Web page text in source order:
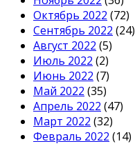
Октябрь 2022 (72)
Сентябрь 2022 (24)
Август 2022 (5)
Июль 2022 (2)
Июнь 2022 (7)
Май 2022 (35)
Апрель 2022 (47)
Март 2022 (32)
Февраль 2022 (14)